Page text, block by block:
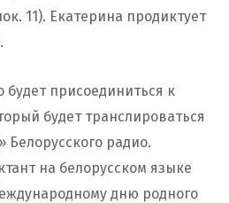
11). Екатерина продиктует
будет присоединиться к
будет транслироваться
» Белорусского радио.
на белорусском языке
дню родного